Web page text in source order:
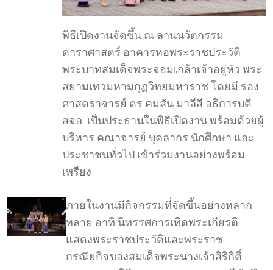
พิธีเปิดงานจัดขึ้น ณ ลานนวัตกรรม
ดาราศาสตร์ อาคารหอพระราชประวัติ
พระบาทสมเด็จพระจอมเกล้าเจ้าอยู่หัว พระ
สยามเทวมหามกุฏวิทยมหาราช โดยมี รอง
ศาสตราจารย์ ดร.คมสัน มาลีสี อธิการบดี
สจล. เป็นประธานในพิธีเปิดงาน พร้อมด้วยผู้
บริหาร คณาจารย์ บุคลากร นักศึกษา และ
ประชาชนทั่วไป เข้าร่วมงานอย่างพร้อม
เพรียง
ภายในงานมีกิจกรรมที่จัดขึ้นอย่างหลาก
หลาย อาทิ นิทรรศการเทิดพระเกียรติ
แสดงพระราชประวัติและพระราช
กรณียกิจของสมเด็จพระนางเจ้าสิริกิติ์